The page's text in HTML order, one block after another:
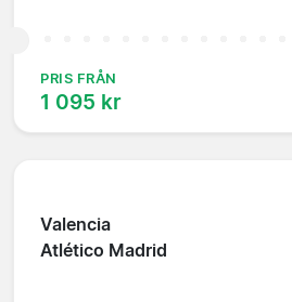
PRIS FRÅN
1 095 kr
Valencia
Atlético Madrid